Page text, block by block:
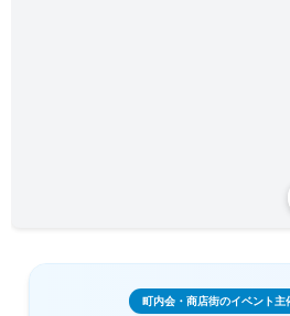
町内会・商店街のイベント主